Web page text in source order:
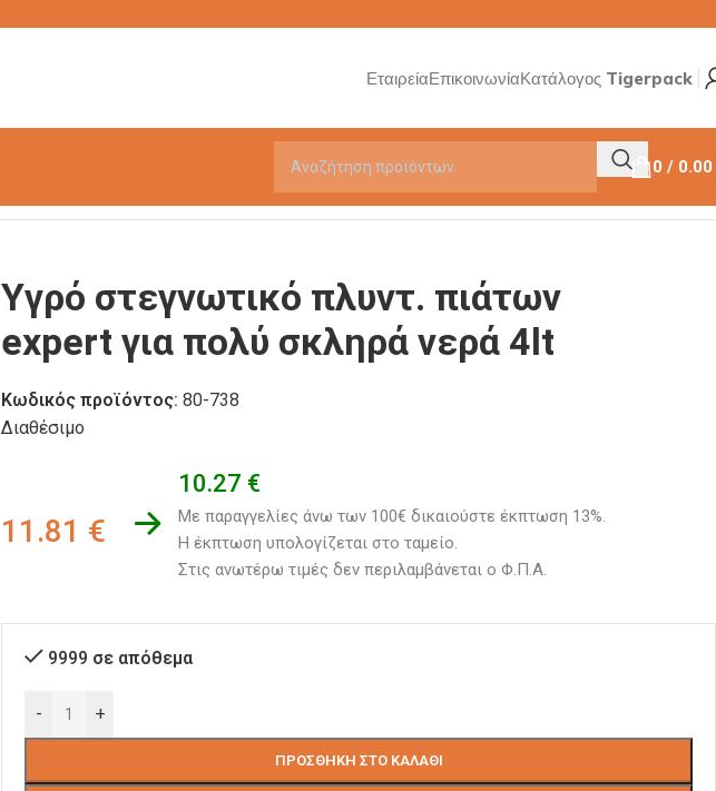
ΕταιρείαΕπικοινωνίαΚατάλογος Tigerpack
0 / 0.00
Υγρό στεγνωτικό πλυντ. πιάτων
expert για πολύ σκληρά νερά 4lt
Κωδικός προϊόντος: 80-738
Διαθέσιμο
11.81 €
10.27 €
Με παραγγελίες άνω των 100€ δικαιούστε έκπτωση 13%.
Η έκπτωση υπολογίζεται στο ταμείο.
Στις ανωτέρω τιμές δεν περιλαμβάνεται ο Φ.Π.Α.
9999 σε απόθεμα
- +
ΠΡΟΣΘΉΚΗ ΣΤΟ ΚΑΛΆΘΙ